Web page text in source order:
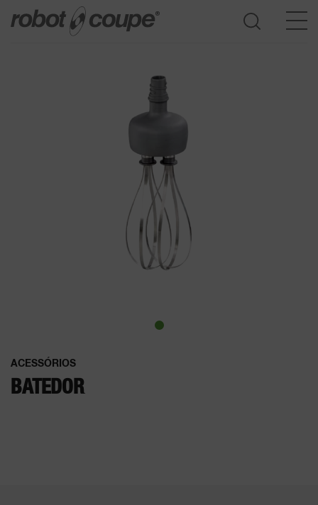
ACESSÓRIOS
BATEDOR
Acesso ao guia de seleção